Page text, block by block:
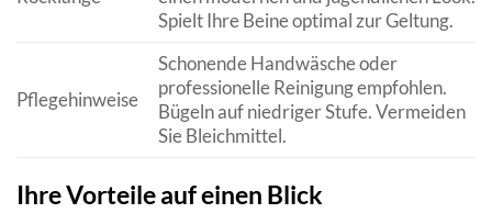
Spielt Ihre Beine optimal zur Geltung.
Pflegehinweise
Schonende Handwäsche oder
professionelle Reinigung empfohlen.
Bügeln auf niedriger Stufe. Vermeiden
Sie Bleichmittel.
Ihre Vorteile auf einen Blick